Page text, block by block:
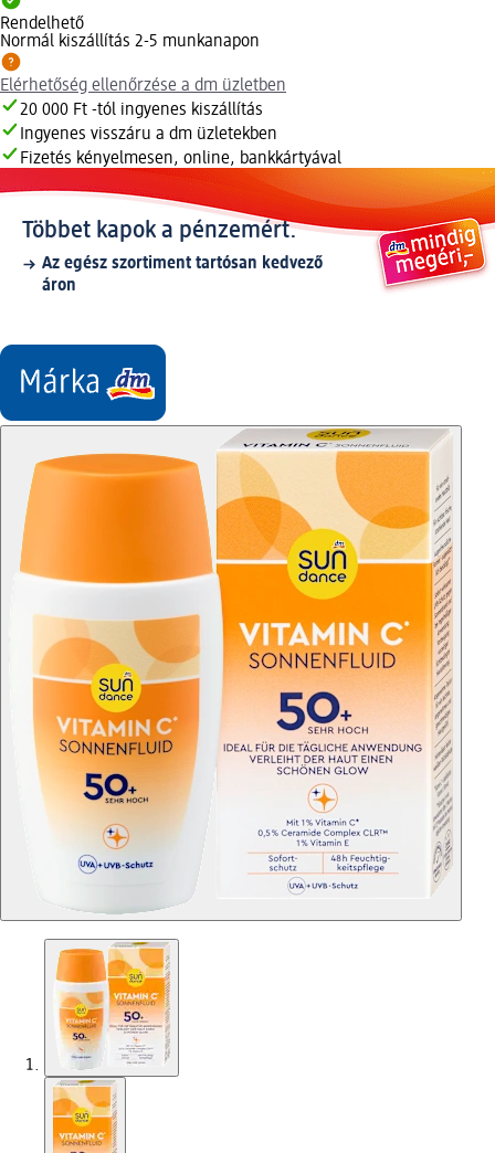
Rendelhető
Normál kiszállítás 2-5 munkanapon
Elérhetőség ellenőrzése a dm üzletben
20 000 Ft -tól ingyenes kiszállítás
Ingyenes visszáru a dm üzletekben
Fizetés kényelmesen, online, bankkártyával
Többet kapok a pénzemért.
Az egész szortiment tartósan kedvező
áron